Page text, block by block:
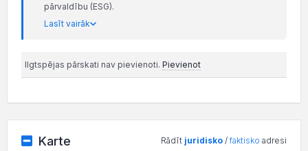
pārvaldību (ESG).
Lasīt vairāk
Ilgtspējas pārskati nav pievienoti. Pievienot
Karte Rādīt juridisko /faktisko adresi